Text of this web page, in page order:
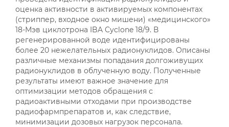
оценка активности в активируемых компонентах
(стриппер, входное окно мишени) «медицинского»
18-Мэв циклотрона IBA Cyclone 18/9. В
регенерированной воде идентифицированы
более 20 нежелательных радионуклидов. Описаны
различные механизмы попадания долгоживущих
радионуклидов в облученную воду. Полученные
результаты имеют важное значение для
оптимизации методов обращения с
радиоактивными отходами при производстве
радиофармпрепаратов и, как следствие,
минимизации дозовых нагрузок персонала.